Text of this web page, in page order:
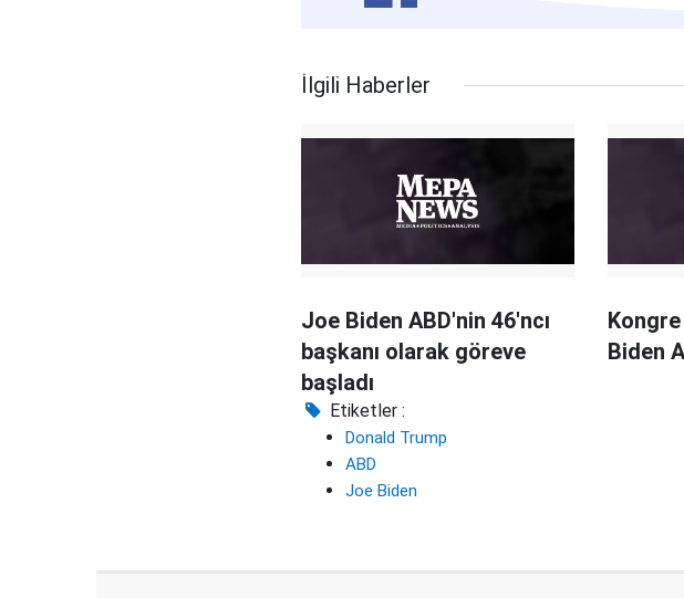
İlgili Haberler
Joe Biden ABD'nin 46'ncı
başkanı olarak göreve
başladı
Biden
Etiketler :
Donald Trump
ABD
Joe Biden